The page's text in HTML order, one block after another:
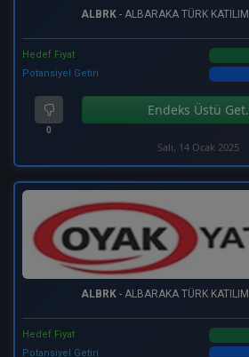
ALBRK- ALBARAKA TÜRK
Hedef Fiyat
Potansiyel Getiri
0
Endeks Üstü Get.
Salı, 14 Ocak 2025
ALBRK- ALBARAKA TÜRK
Hedef Fiyat
Potansiyel Getiri